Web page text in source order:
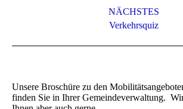
NÄCHSTES
Nächster
Beitrag:
Verkehrsquiz
Unsere Broschüre zu den
finden Sie in Ihrer Gemeindeverwaltung.